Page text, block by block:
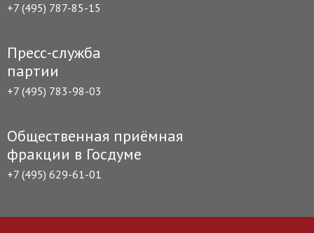
+7 (495) 787-85-15
Пресс-служба
партии
+7 (495) 783-98-03
Общественная приёмная
фракции в Госдуме
+7 (495) 629-61-01